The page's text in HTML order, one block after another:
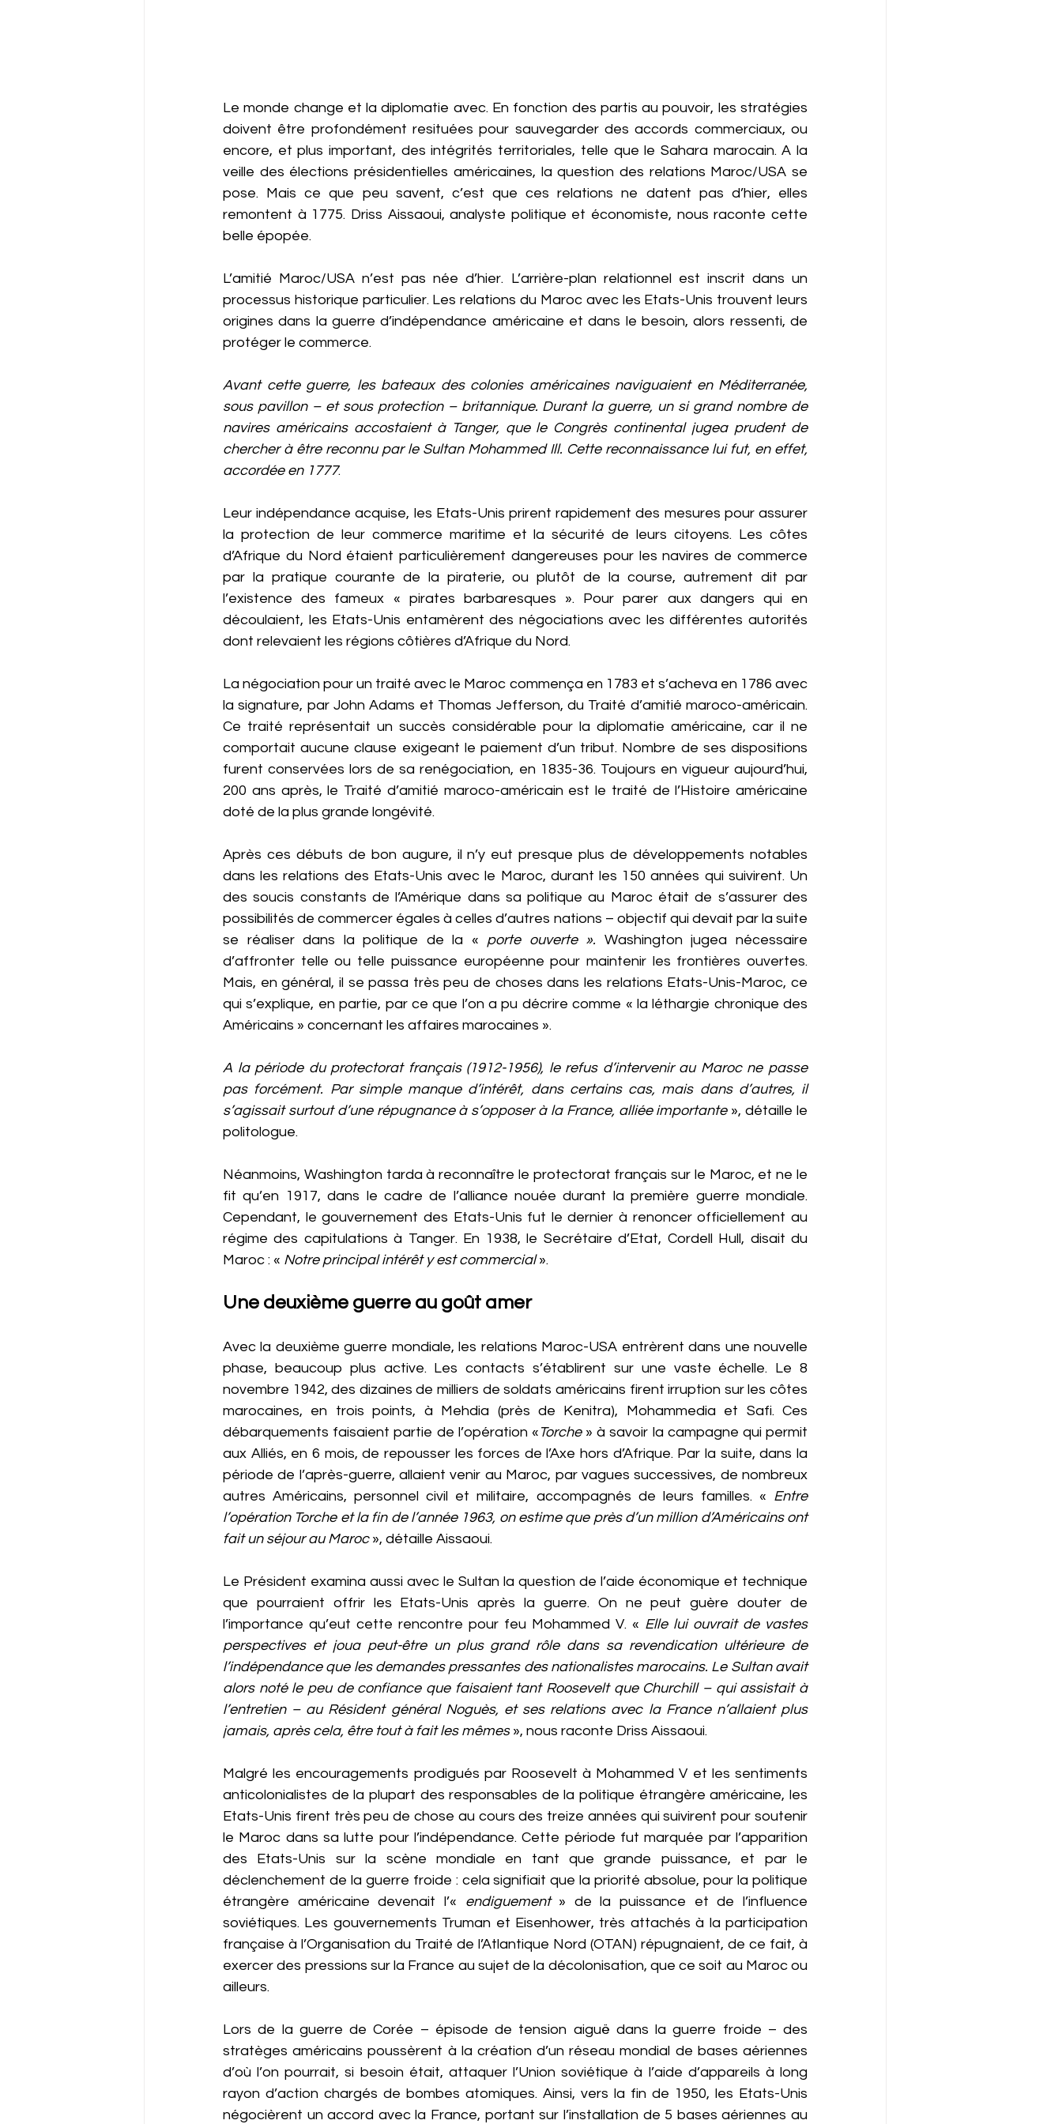
Le monde change et la diplomatie avec. En fonction des partis au pouvoir, les stratégies
doivent être profondément resituées pour sauvegarder des accords commerciaux, ou
encore, et plus important, des intégrités territoriales, telle que le Sahara marocain. A la
veille des élections présidentielles américaines, la question des relations Maroc/USA se
pose. Mais ce que peu savent, c’est que ces relations ne datent pas d’hier, elles
remontent à 1775. Driss Aissaoui, analyste politique et économiste, nous raconte cette
belle épopée.
L’amitié Maroc/USA n’est pas née d’hier. L’arrière-plan relationnel est inscrit dans un
processus historique particulier. Les relations du Maroc avec les Etats-Unis trouvent leurs
origines dans la guerre d’indépendance américaine et dans le besoin, alors ressenti, de
protéger le commerce.
Avant cette guerre, les bateaux des colonies américaines naviguaient en Méditerranée,
sous pavillon – et sous protection – britannique. Durant la guerre, un si grand nombre de
navires américains accostaient à Tanger, que le Congrès continental jugea prudent de
chercher à être reconnu par le Sultan Mohammed Ill. Cette reconnaissance lui fut, en effet,
accordée en 1777.
Leur indépendance acquise, les Etats-Unis prirent rapidement des mesures pour assurer
la protection de leur commerce maritime et la sécurité de leurs citoyens. Les côtes
d’Afrique du Nord étaient particulièrement dangereuses pour les navires de commerce
par la pratique courante de la piraterie, ou plutôt de la course, autrement dit par
l’existence des fameux « pirates barbaresques ». Pour parer aux dangers qui en
découlaient, les Etats-Unis entamèrent des négociations avec les différentes autorités
dont relevaient les régions côtières d’Afrique du Nord.
La négociation pour un traité avec le Maroc commença en 1783 et s’acheva en 1786 avec
la signature, par John Adams et Thomas Jefferson, du Traité d’amitié maroco-américain.
Ce traité représentait un succès considérable pour la diplomatie américaine, car il ne
comportait aucune clause exigeant le paiement d’un tribut. Nombre de ses dispositions
furent conservées lors de sa renégociation, en 1835-36. Toujours en vigueur aujourd’hui,
200 ans après, le Traité d’amitié maroco-américain est le traité de l’Histoire américaine
doté de la plus grande longévité.
Après ces débuts de bon augure, il n’y eut presque plus de développements notables
dans les relations des Etats-Unis avec le Maroc, durant les 150 années qui suivirent. Un
des soucis constants de l’Amérique dans sa politique au Maroc était de s’assurer des
possibilités de commercer égales à celles d’autres nations – objectif qui devait par la suite
se réaliser dans la politique de la « porte ouverte ». Washington jugea nécessaire
d’affronter telle ou telle puissance européenne pour maintenir les frontières ouvertes.
Mais, en général, il se passa très peu de choses dans les relations Etats-Unis-Maroc, ce
qui s’explique, en partie, par ce que l’on a pu décrire comme « la léthargie chronique des
Américains » concernant les affaires marocaines ».
A la période du protectorat français (1912-1956), le refus d’intervenir au Maroc ne passe
pas forcément. Par simple manque d’intérêt, dans certains cas, mais dans d’autres, il
s’agissait surtout d’une répugnance à s’opposer à la France, alliée importante », détaille le
politologue.
Néanmoins, Washington tarda à reconnaître le protectorat français sur le Maroc, et ne le
fit qu’en 1917, dans le cadre de l’alliance nouée durant la première guerre mondiale.
Cependant, le gouvernement des Etats-Unis fut le dernier à renoncer officiellement au
régime des capitulations à Tanger. En 1938, le Secrétaire d’Etat, Cordell Hull, disait du
Maroc : « Notre principal intérêt y est commercial ».
Une deuxième guerre au goût amer
Avec la deuxième guerre mondiale, les relations Maroc-USA entrèrent dans une nouvelle
phase, beaucoup plus active. Les contacts s’établirent sur une vaste échelle. Le 8
novembre 1942, des dizaines de milliers de soldats américains firent irruption sur les côtes
marocaines, en trois points, à Mehdia (près de Kenitra), Mohammedia et Safi. Ces
débarquements faisaient partie de l’opération « Torche » à savoir la campagne qui permit
aux Alliés, en 6 mois, de repousser les forces de l’Axe hors d’Afrique. Par la suite, dans la
période de l’après-guerre, allaient venir au Maroc, par vagues successives, de nombreux
autres Américains, personnel civil et militaire, accompagnés de leurs familles. « Entre
l’opération Torche et la fin de l’année 1963, on estime que près d’un million d’Américains ont
fait un séjour au Maroc », détaille Aissaoui.
Le Président examina aussi avec le Sultan la question de l’aide économique et technique
que pourraient offrir les Etats-Unis après la guerre. On ne peut guère douter de
l’importance qu’eut cette rencontre pour feu Mohammed V. « Elle lui ouvrait de vastes
perspectives et joua peut-être un plus grand rôle dans sa revendication ultérieure de
l’indépendance que les demandes pressantes des nationalistes marocains. Le Sultan avait
alors noté le peu de confiance que faisaient tant Roosevelt que Churchill – qui assistait à
l’entretien – au Résident général Noguès, et ses relations avec la France n’allaient plus
jamais, après cela, être tout à fait les mêmes », nous raconte Driss Aissaoui.
Malgré les encouragements prodigués par Roosevelt à Mohammed V et les sentiments
anticolonialistes de la plupart des responsables de la politique étrangère américaine, les
Etats-Unis firent très peu de chose au cours des treize années qui suivirent pour soutenir
le Maroc dans sa lutte pour l’indépendance. Cette période fut marquée par l’apparition
des Etats-Unis sur la scène mondiale en tant que grande puissance, et par le
déclenchement de la guerre froide : cela signifiait que la priorité absolue, pour la politique
étrangère américaine devenait l’« endiguement » de la puissance et de l’influence
soviétiques. Les gouvernements Truman et Eisenhower, très attachés à la participation
française à l’Organisation du Traité de l’Atlantique Nord (OTAN) répugnaient, de ce fait, à
exercer des pressions sur la France au sujet de la décolonisation, que ce soit au Maroc ou
ailleurs.
Lors de la guerre de Corée – épisode de tension aiguë dans la guerre froide – des
stratèges américains poussèrent à la création d’un réseau mondial de bases aériennes
d’où l’on pourrait, si besoin était, attaquer l’Union soviétique à l’aide d’appareils à long
rayon d’action chargés de bombes atomiques. Ainsi, vers la fin de 1950, les Etats-Unis
négocièrent un accord avec la France, portant sur l’installation de 5 bases aériennes au